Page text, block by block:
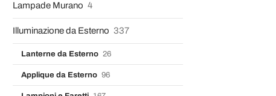
Lampade Murano 4
Illuminazione da Esterno 337
Lanterne da Esterno 26
Applique da Esterno 96